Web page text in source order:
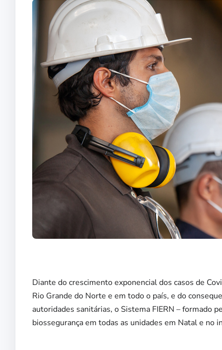
Diante do crescimento exponencial dos casos de
Rio Grande do Norte e em todo o país, e do
autoridades sanitárias, o Sistema FIERN – formado
biossegurança em todas as unidades em Natal e no